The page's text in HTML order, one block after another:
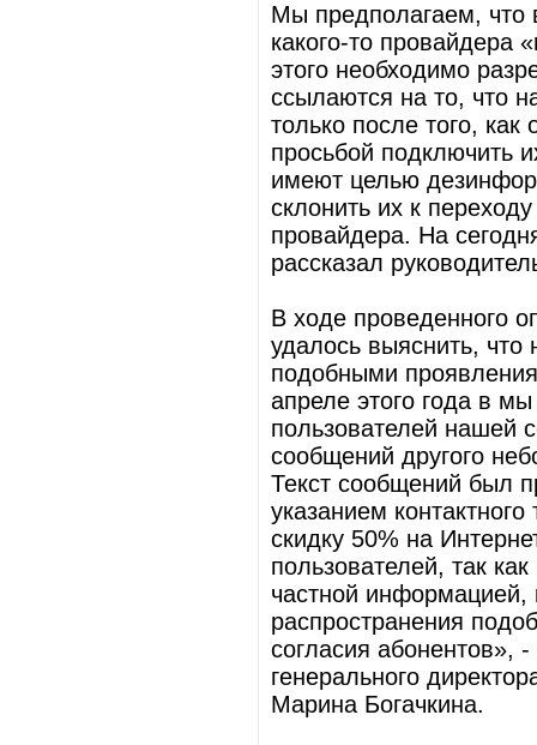
Мы предполагаем, что
какого-то провайдера
этого необходимо
ссылаются на то, что
только после того, как
просьбой подключить
имеют целью
склонить их к
провайдера. На
рассказал
В ходе проведенного
удалось выяснить, что
подобными
апреле этого года в
пользователей нашей
сообщений другого
Текст сообщений был
указанием
скидку 50% на
пользователей, так
частной информацией,
распространения
согласия абонентов»,
генерального
Марина Богачкина.